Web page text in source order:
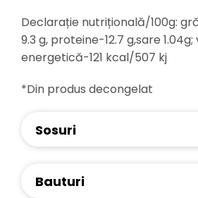
Declarație nutrițională/100g:
9.3 g, proteine-12.7 g,sare
energetică-121 kcal/507 kj
*Din produs decongelat
Sosuri
Bauturi